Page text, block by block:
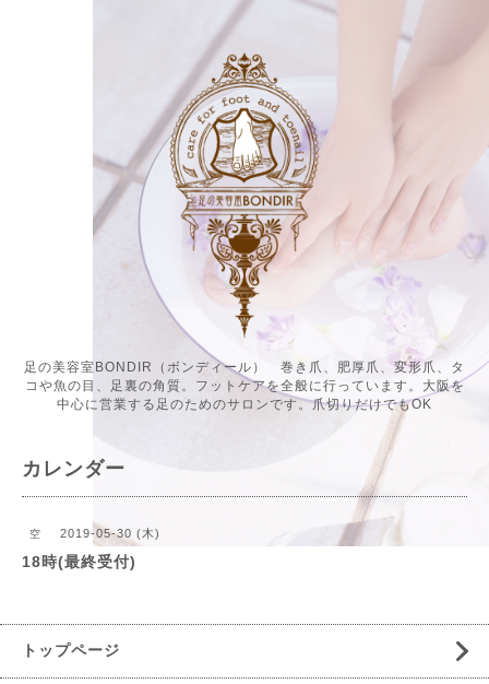
足の美容室BONDIR（ボンディール） 巻き爪、肥厚爪、変形爪、タ
コや魚の目、足裏の角質。フットケアを全般に行っています。大阪を
中心に営業する足のためのサロンです。爪切りだけでもOK
カレンダー
空 2019-05-30 (木)
18時(最終受付)
トップページ